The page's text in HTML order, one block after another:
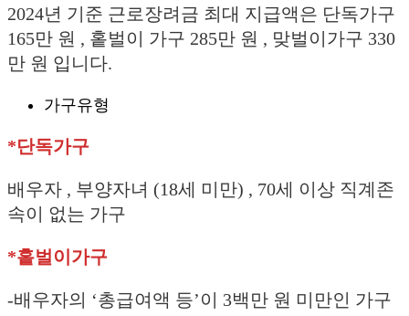
2024년 기준 근로장려금 최대 지급액은 단독가구
165만 원 , 홑벌이 가구 285만 원 , 맞벌이가구 330
만 원 입니다.
가구유형
*단독가구
배우자 , 부양자녀 (18세 미만) , 70세 이상 직계존
속이 없는 가구
*홑벌이가구
-배우자의 ‘총급여액 등’이 3백만 원 미만인 가구